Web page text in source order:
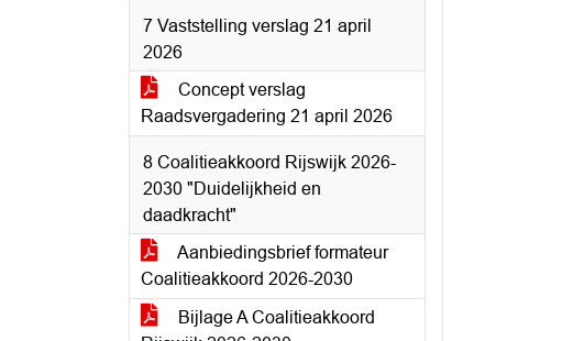
7 Vaststelling verslag 21 april
2026
Concept verslag
Raadsvergadering 21 april 2026
8 Coalitieakkoord Rijswijk 2026-
2030 "Duidelijkheid en
daadkracht"
Aanbiedingsbrief formateur
Coalitieakkoord 2026-2030
Bijlage A Coalitieakkoord